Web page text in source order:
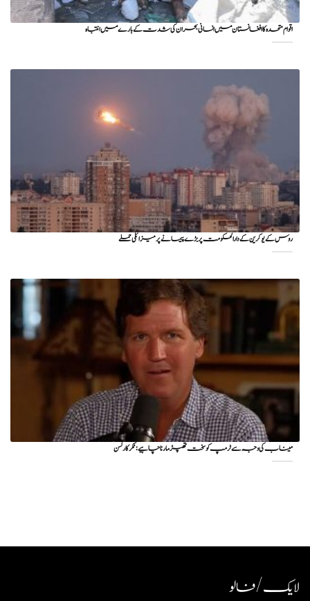
اقوام متحدہ کا افغانستان میں انسانی بحران کی شدت کے بارے میں انتباہ
روس کے یوکرین کے دارالحکومت پر بڑے پیمانے پر میزائلی حملے
میناب کی وجہ سے ٹرمپ کو سخت تھپڑ مارنا چاہیے : ٹکر کارلسن
لایک / فالو